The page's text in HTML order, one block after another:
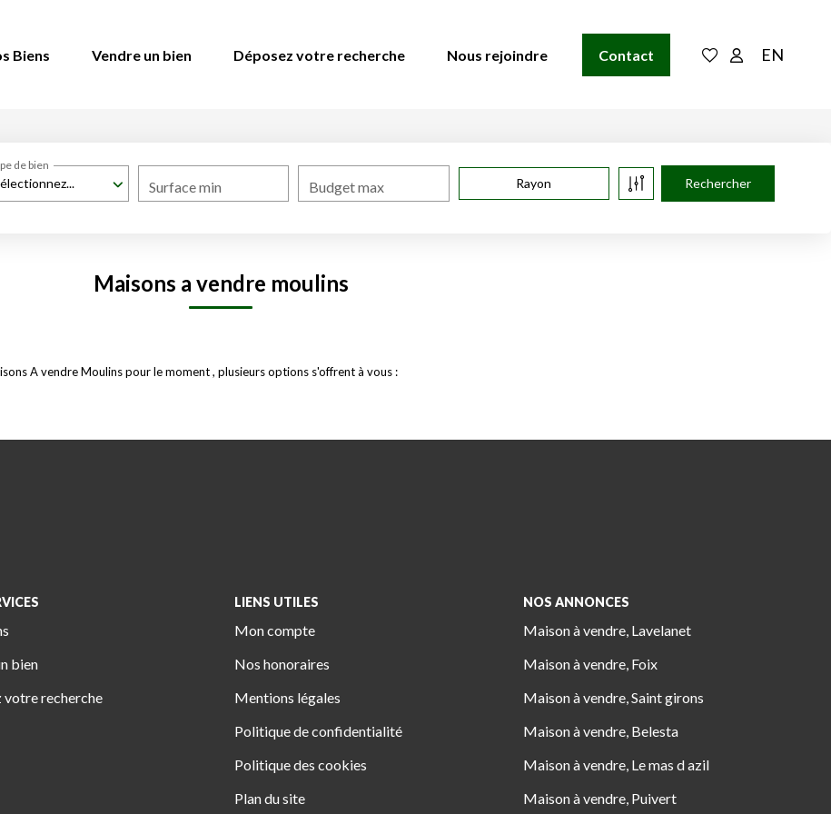
Biens Vendre un bien Déposez votre recherche Nous rejoindre Contact EN
de bien
Surface min Budget max Rayon
Maisons a vendre moulins
A vendre Moulins pour le moment , plusieurs options s'offrent à vous :
bien
votre recherche
LIENS UTILES
Mon compte
Nos honoraires
Mentions légales
Politique de confidentialité
Politique des cookies
Plan du site
NOS ANNONCES
Maison à vendre, Lavelanet
Maison à vendre, Foix
Maison à vendre, Saint girons
Maison à vendre, Belesta
Maison à vendre, Le mas d azil
Maison à vendre, Puivert